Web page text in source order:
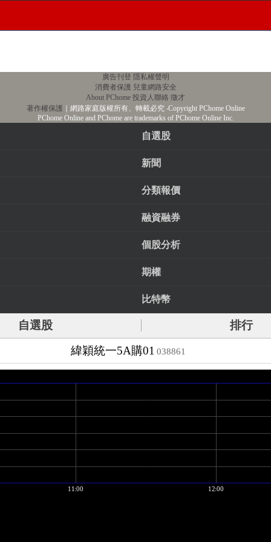
廣告刊登 隱私權聲明
消費者保護 兒童網路安全
About PChome 投資人聯絡 徵才
著作權保護 ｜網路家庭版權所有、轉載必究‧Copyright PChome Online
PChome Online and PChome are trademarks of PChome Online Inc.
自選股
新聞
分類報價
融資融券
個股分析
期權
比特幣
自選股 排行
緯穎統一5A購01 038861